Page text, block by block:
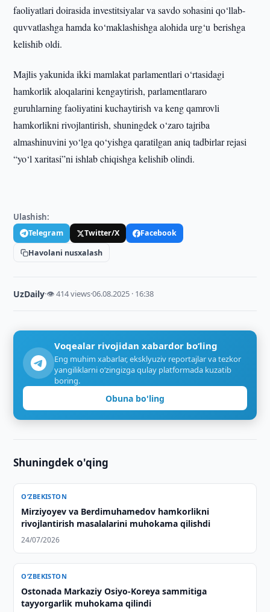
faoliyatlari doirasida investitsiyalar va savdo sohasini qo‘llab-
quvvatlashga hamda ko‘maklashishga alohida urg‘u berishga
kelishib oldi.
Majlis yakunida ikki mamlakat parlamentlari o‘rtasidagi
hamkorlik aloqalarini kengaytirish, parlamentlararo
guruhlarning faoliyatini kuchaytirish va keng qamrovli
hamkorlikni rivojlantirish, shuningdek o‘zaro tajriba
almashinuvini yo‘lga qo‘yishga qaratilgan aniq tadbirlar rejasi
“yo‘l xaritasi”ni ishlab chiqishga kelishib olindi.
Ulashish:
Telegram Twitter/X
Facebook
Havolani nusxalash
UzDaily·👁 414 views·06.08.2025 · 16:38
Voqealar rivojidan xabardor bo‘ling
Eng muhim xabarlar, eksklyuziv reportajlar va tezkor
yangiliklarni o‘zingizga qulay platformada kuzatib
boring.
Obuna bo'ling
Shuningdek o'qing
O‘ZBEKISTON
Mirziyoyev va Berdimuhamedov hamkorlikni
rivojlantirish masalalarini muhokama qilishdi
24/07/2026
O‘ZBEKISTON
Ostonada Markaziy Osiyo-Koreya sammitiga
tayyorgarlik muhokama qilindi